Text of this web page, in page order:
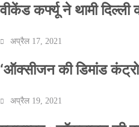
वीकेंड कर्फ्यू ने थामी दिल्ली
अप्रैल 17, 2021
‘ऑक्सीजन की डिमांड
अप्रैल 19, 2021